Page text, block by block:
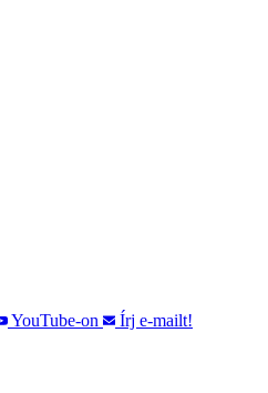
YouTube-on
Írj e-mailt!